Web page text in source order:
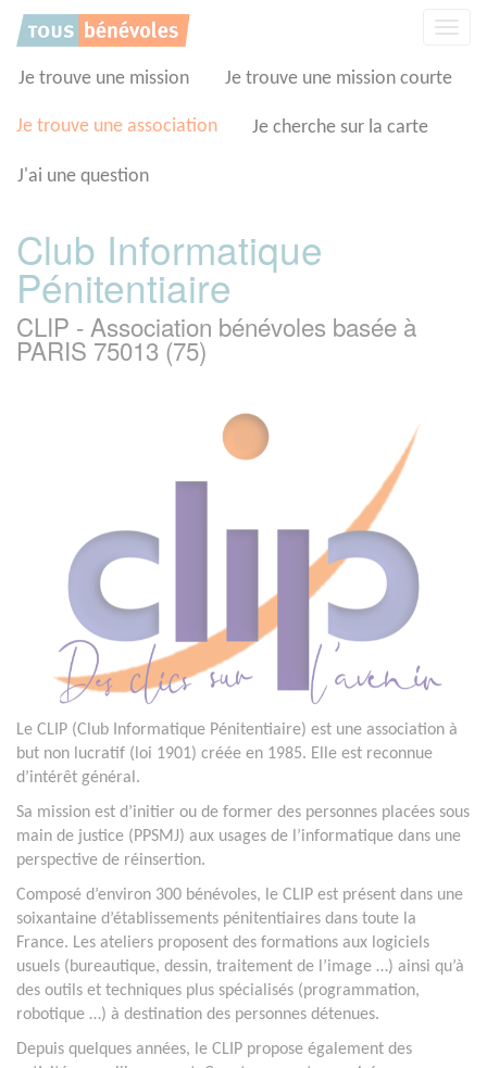
Je trouve une mission Je trouve une mission courte
Je trouve une association Je cherche sur la carte
J'ai une question
Club Informatique
Pénitentiaire
CLIP - Association bénévoles basée à
PARIS 75013 (75)
Le CLIP (Club Informatique Pénitentiaire) est une association à
but non lucratif (loi 1901) créée en 1985. Elle est reconnue
d’intérêt général.
Sa mission est d’initier ou de former des personnes placées sous
main de justice (PPSMJ) aux usages de l’informatique dans une
perspective de réinsertion.
Composé d’environ 300 bénévoles, le CLIP est présent dans une
soixantaine d’établissements pénitentiaires dans toute la
France. Les ateliers proposent des formations aux logiciels
usuels (bureautique, dessin, traitement de l’image …) ainsi qu’à
des outils et techniques plus spécialisés (programmation,
robotique …) à destination des personnes détenues.
Depuis quelques années, le CLIP propose également des
Panneau de gestion des cookies